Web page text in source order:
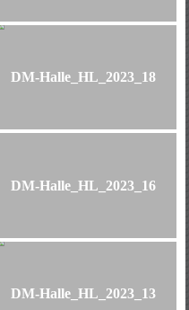
DM-Halle_HL_2023_18
DM-Halle_HL_2023_16
DM-Halle_HL_2023_13